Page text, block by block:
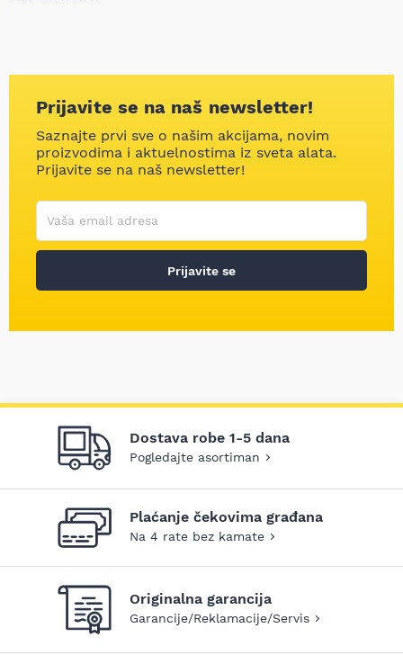
Prijavite se na naš newsletter!
Saznajte prvi sve o našim akcijama, novim
proizvodima i aktuelnostima iz sveta alata.
Prijavite se na naš newsletter!
Korisničko ime
Vaša email adresa
Prijavite se
Dostava robe 1-5 dana
Pogledajte asortiman
Plaćanje čekovima građana
Na 4 rate bez kamate
Originalna garancija
Garancije/Reklamacije/Servis